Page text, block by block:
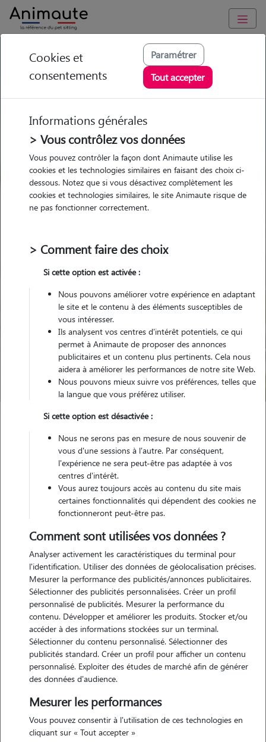
GARDE ANIMAUX à Saint Brieuc : Garde chien et chat en
famille ou à domicile, visites et promenades
Trouvez une garde animaux à
Saint Brieuc
Parmi nos 27 pet-sitters à Saint
Brieuc
Pour quel animal ?
Trouver mon Pet Sitter
Saint Brieuc
Nos familles d'accueil à Saint Brieuc
(22000)
Yoran
Cookies et
consentements
Paramétrer
Tout accepter
Informations générales
> Vous contrôlez vos données
Vous pouvez contrôler la façon dont Animaute utilise les
cookies et les technologies similaires en faisant des choix ci-
dessous. Notez que si vous désactivez complètement les
cookies et technologies similaires, le site Animaute risque de
ne pas fonctionner correctement.
> Comment faire des choix
Si cette option est activée :
Nous pouvons améliorer votre expérience en adaptant
le site et le contenu à des éléments susceptibles de
vous intéresser.
Ils analysent vos centres d'intérêt potentiels, ce qui
permet à Animaute de proposer des annonces
publicitaires et un contenu plus pertinents. Cela nous
aidera à améliorer les performances de notre site Web.
Nous pouvons mieux suivre vos préférences, telles que
la langue que vous préférez utiliser.
Si cette option est désactivée :
Nous ne serons pas en mesure de nous souvenir de
vous d'une sessions à l'autre. Par conséquent,
l'expérience ne sera peut-être pas adaptée à vos
centres d'intérêt.
Vous aurez toujours accès au contenu du site mais
certaines fonctionnalités qui dépendent des cookies ne
fonctionneront peut-être pas.
Comment sont utilisées vos données ?
Analyser activement les caractéristiques du terminal pour
l'identification. Utiliser des données de géolocalisation précises.
Mesurer la performance des publicités/annonces publicitaires.
Sélectionner des publicités personnalisées. Créer un profil
personnalisé de publicités. Mesurer la performance du
contenu. Développer et améliorer les produits. Stocker et/ou
accéder à des informations stockées sur un terminal.
Sélectionner du contenu personnalisé. Sélectionner des
publicités standard. Créer un profil pour afficher un contenu
personnalisé. Exploiter des études de marché afin de générer
des données d'audience.
Mesurer les performances
Vous pouvez consentir à l'utilisation de ces technologies en
cliquant sur « Tout accepter »